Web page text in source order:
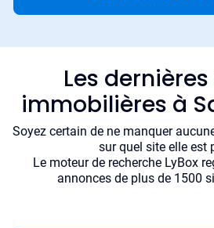
Les
immobilières à
Soyez certain de ne manquer
sur quel site elle est
Le moteur de recherche LyBox
annonces de plus de 1500